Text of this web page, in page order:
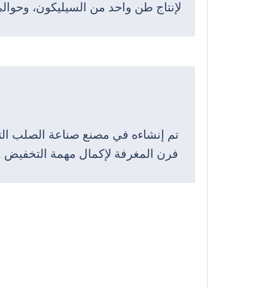
تم إنشاءه في مصنع صناعة الصلب
فرن المغرفة لإكمال مهمة التخفيض